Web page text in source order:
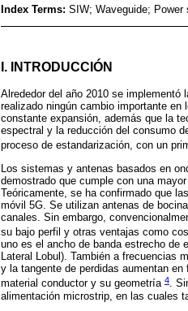
Index Terms: SIW; Waveguide; Power
I. INTRODUCCIÓN
Alrededor del año 2010 se
realizado ningún cambio importante
constante expansión, además que la
espectral y la reducción del consumo
proceso de estandarización, con un
Los sistemas y antenas basados en
demostrado que cumple con una
Teóricamente, se ha confirmado que
móvil 5G. Se utilizan antenas de
canales. Sin embargo,
su bajo perfil y otras ventajas como
uno es el ancho de banda estrecho de
Lateral Lobul). También a frecuencias
y la tangente de perdidas aumentan
material conductor y su geometría 4.
alimentación microstrip, en las cuales